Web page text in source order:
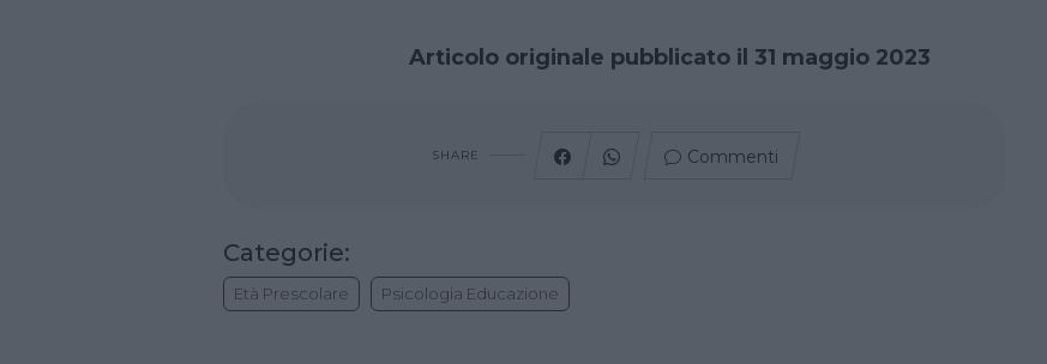
Articolo originale pubblicato il 31 maggio 2023
SHARE Commenti
Categorie:
Età Prescolare Psicologia Educazione